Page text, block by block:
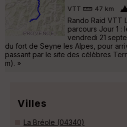
VTT 47 km
Rando Raid VTT
parcours Jour 1 :
vendredi 21
du fort de Seyne les Alpes, pour
passant par le site des célèbres
m). »
Villes
La Bréole (04340)